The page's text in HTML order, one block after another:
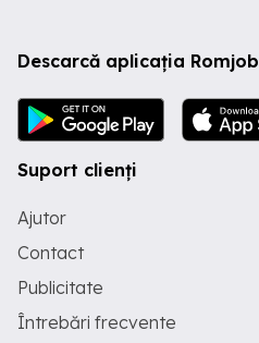
Descarcă aplicația Romjob
Suport clienți
Ajutor
Contact
Publicitate
Întrebări frecvente